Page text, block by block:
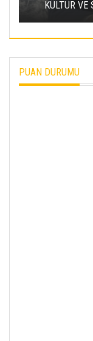
PUAN DURUMU